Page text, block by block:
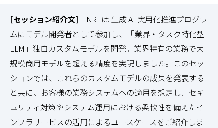
[セッション紹介文] NRI は 生成 AI 実用化推進プログラ
ムにモデル開発者として参加し、「業界・タスク特化型
LLM」独自カスタムモデルを開発。業界特有の業務で大
規模商用モデルを超える精度を実現しました。このセッ
ションでは、これらのカスタムモデルの成果を発表する
と共に、お客様の業務システムへの適用を想定し、セキ
ュリティ対策やシステム運用における柔軟性を備えたイ
ンフラサービスの活用によるユースケースをご紹介しま